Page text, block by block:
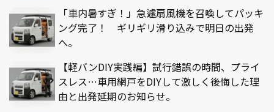
「車内暑すぎ！」急遽扇風機を召喚してパッキ
ング完了！ ギリギリ滑り込みで明日の出発
へ。
【軽バンDIY実践編】試行錯誤の時間、プライ
スレス…車用網戸をDIYして激しく後悔した理
由と出発延期のお知らせ。